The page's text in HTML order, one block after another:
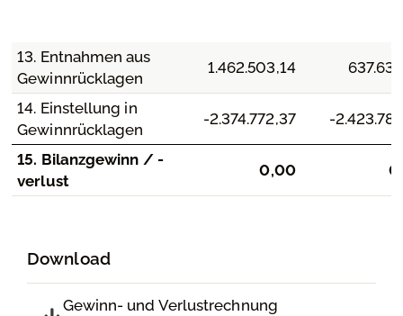
13. Entnahmen aus
Gewinnrücklagen
1.462.503,14
14. Einstellung in
Gewinnrücklagen
-2.374.772,37 -
15. Bilanzgewinn / -
verlust
0,00
Download
Gewinn- und Verlustrechnung